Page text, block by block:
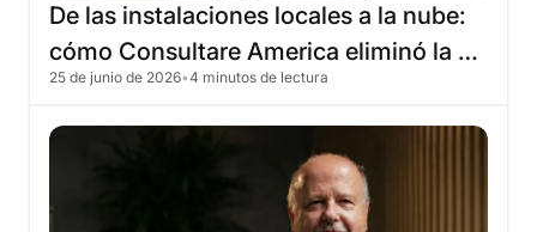
De las instalaciones locales a la nube:
cómo Consultare America eliminó la
infraestructura heredada
25 de junio de 2026•4 minutos de lectura